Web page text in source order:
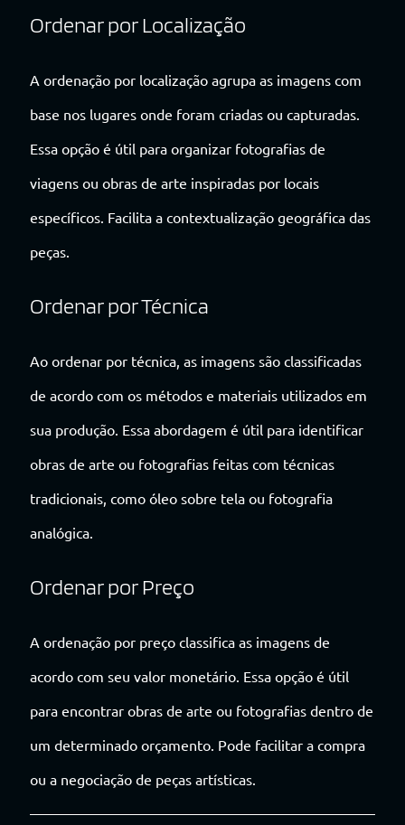
Ordenar por Localização
A ordenação por localização agrupa as imagens com
base nos lugares onde foram criadas ou capturadas.
Essa opção é útil para organizar fotografias de
viagens ou obras de arte inspiradas por locais
específicos. Facilita a contextualização geográfica das
peças.
Ordenar por Técnica
Ao ordenar por técnica, as imagens são classificadas
de acordo com os métodos e materiais utilizados em
sua produção. Essa abordagem é útil para identificar
obras de arte ou fotografias feitas com técnicas
tradicionais, como óleo sobre tela ou fotografia
analógica.
Ordenar por Preço
A ordenação por preço classifica as imagens de
acordo com seu valor monetário. Essa opção é útil
para encontrar obras de arte ou fotografias dentro de
um determinado orçamento. Pode facilitar a compra
ou a negociação de peças artísticas.